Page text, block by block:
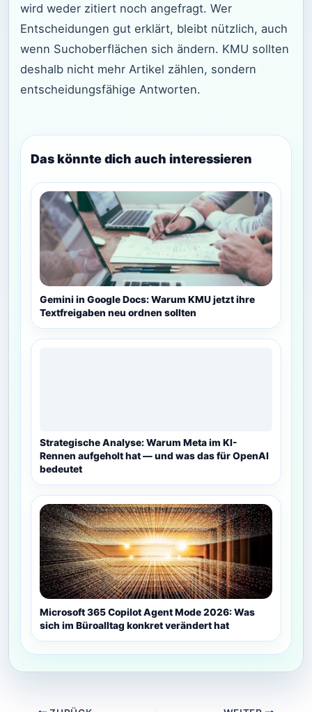
wird weder zitiert noch angefragt. Wer
Entscheidungen gut erklärt, bleibt nützlich, auch
wenn Suchoberflächen sich ändern. KMU sollten
deshalb nicht mehr Artikel zählen, sondern
entscheidungsfähige Antworten.
Das könnte dich auch interessieren
Gemini in Google Docs: Warum KMU jetzt ihre
Textfreigaben neu ordnen sollten
Strategische Analyse: Warum Meta im KI-
Rennen aufgeholt hat — und was das für OpenAI
bedeutet
Microsoft 365 Copilot Agent Mode 2026: Was
sich im Büroalltag konkret verändert hat